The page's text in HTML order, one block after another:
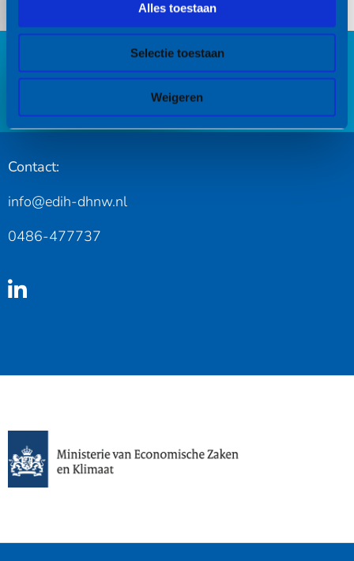
Alles toestaan
Selectie toestaan
Weigeren
Aanmelden nieuwsbrief
Contact:
info@edih-dhnw.nl
0486-477737
Linkedin